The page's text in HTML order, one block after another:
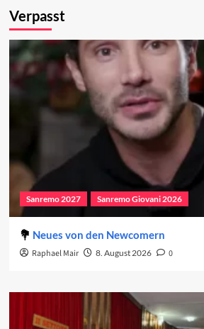
Verpasst
Sanremo 2027 Sanremo Giovani 2026
Neues von den Newcomern
Raphael Mair 8. August 2026 0